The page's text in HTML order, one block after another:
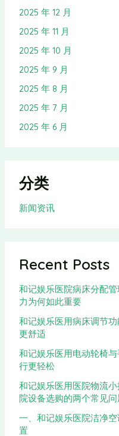
2025 年 12 月
2025 年 11 月
2025 年 10 月
2025 年 9 月
2025 年 8 月
2025 年 7 月
2025 年 6 月
分类
新闻资讯
Recent Posts
和记娱乐医院病床分配
力为何如此重要
和记娱乐医用病床调节
更舒适
和记娱乐医用电动轮椅
行更轻松
和记娱乐医用医院物流
院设备选购的两个常见问
一、和记娱乐医院洁净
置